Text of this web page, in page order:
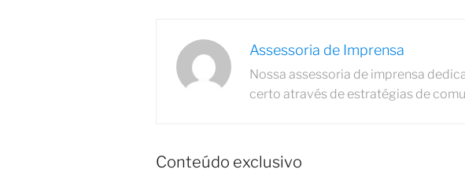
Assessoria de Imprensa
Nossa assessoria de imprensa
certo através de estratégias de
Conteúdo exclusivo